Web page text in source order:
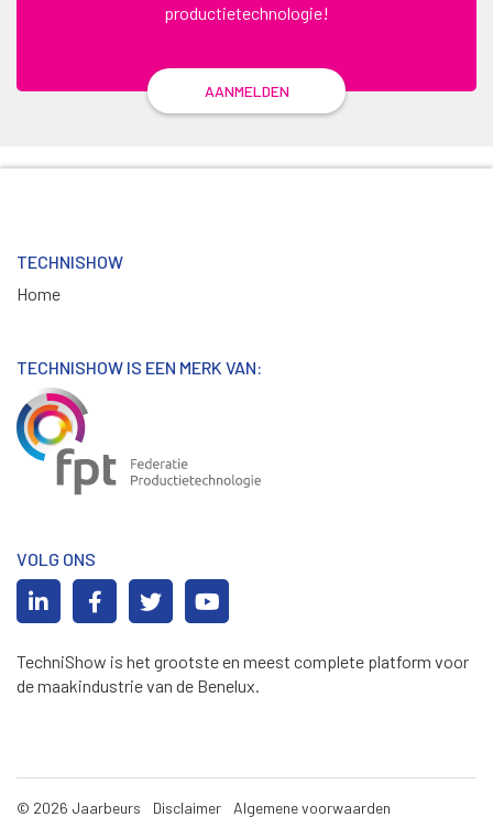
productietechnologie!
AANMELDEN
TECHNISHOW
Home
TECHNISHOW IS EEN MERK VAN:
VOLG ONS
TechniShow is het grootste en meest complete platform voor
de maakindustrie van de Benelux.
© 2026 Jaarbeurs Disclaimer Algemene voorwaarden